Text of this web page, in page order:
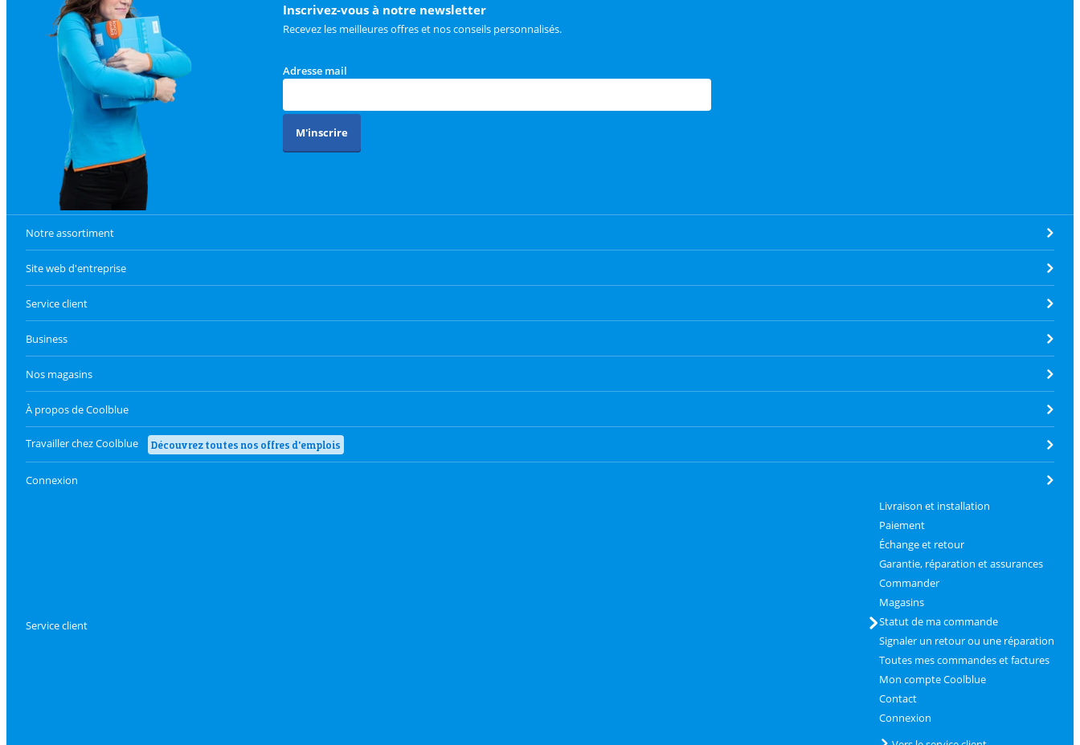
Inscrivez-vous à notre newsletter
Recevez les meilleures offres et nos conseils personnalisés.
Adresse mail
M'inscrire
Notre assortiment
Site web d'entreprise
Service client
Business
Nos magasins
À propos de Coolblue
Travailler chez Coolblue Découvrez toutes nos offres d'emplois
Connexion
Service client
Livraison et installation
Paiement
Échange et retour
Garantie, réparation et assurances
Commander
Magasins
Statut de ma commande
Signaler un retour ou une réparation
Toutes mes commandes et factures
Mon compte Coolblue
Contact
Connexion